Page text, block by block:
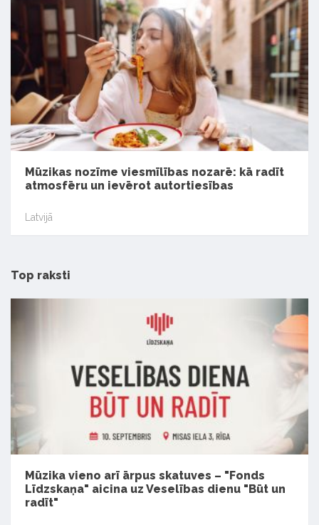
Mūzikas nozīme viesmīlības nozarē: kā radīt
atmosfēru un ievērot autortiesības
Latvijā
Top raksti
Mūzika vieno arī ārpus skatuves – "Fonds
Līdzskaņa" aicina uz Veselības dienu "Būt un
radīt"